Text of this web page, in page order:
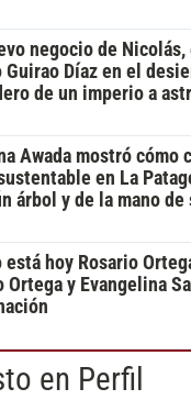
negocio de
Guirao Díaz en el
de un imperio a
Awada mostró cómo
en La
árbol y de la mano de
está hoy Rosario
Ortega y Evangelina
en Perfil